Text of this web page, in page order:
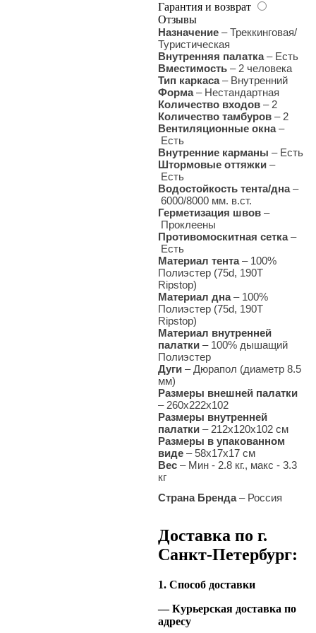
Гарантия и возврат
Отзывы
Назначение – Треккинговая/
Туристическая
Внутренняя палатка–Есть
Вместимость – 2 человека
Тип каркаса–Внутренний
Форма– Нестандартная
Количество входов –2
Количество тамбуров – 2
Вентиляционные окна–
Есть
Внутренние карманы – Есть
Штормовые оттяжки –
Есть
Водостойкость тента/дна–
6000/8000 мм. в.ст.
Герметизация швов –
Проклеены
Противомоскитная сетка–
Есть
Материал тента–100%
Полиэстер (75d, 190Т
Ripstop)
Материал дна–100%
Полиэстер (75d, 190Т
Ripstop)
Материал внутренней
палатки –100% дышащий
Полиэстер
Дуги –Дюрапол (диаметр 8.5
мм)
Размеры внешней палатки
– 260х222х102
Размеры внутренней
палатки –212х120x102 см
Размеры в упакованном
виде –58х17х17 см
Вес – Мин - 2.8 кг., макс - 3.3
кг
Cтрана Бренда–Россия
Доставка по г.
Санкт-Петербург:
1. Способ доставки
— Курьерская доставка по
адресу